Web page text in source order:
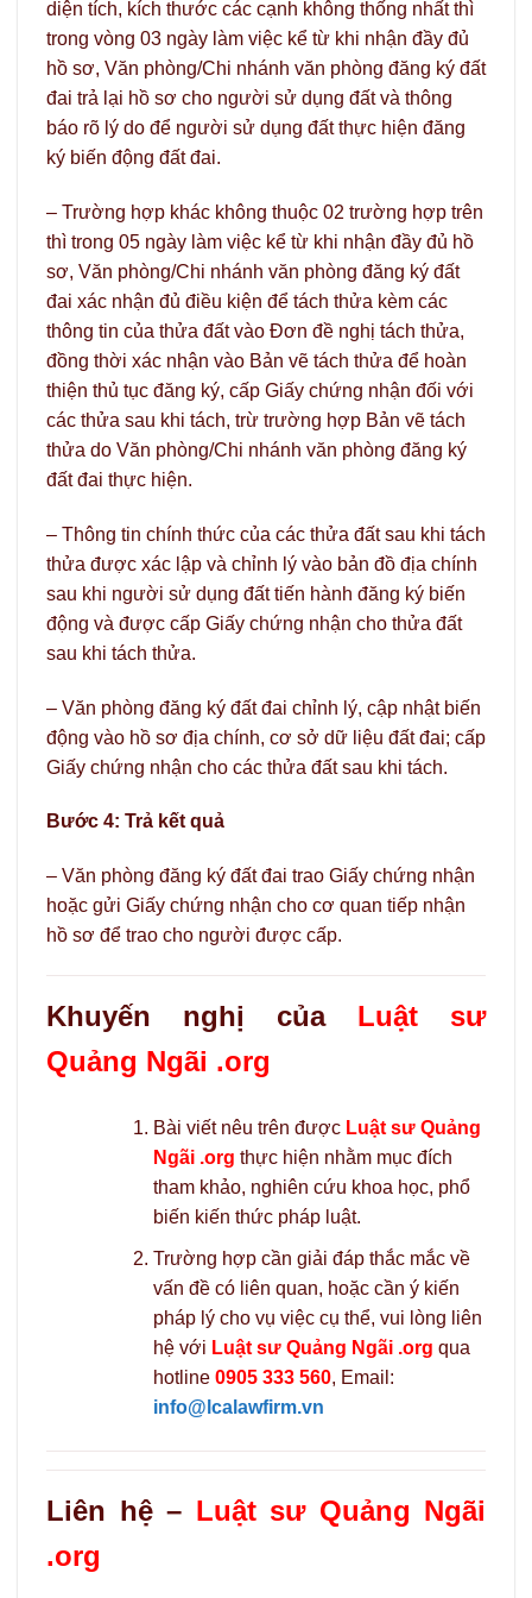
diện tích, kích thước các cạnh không thống nhất thì
trong vòng 03 ngày làm việc kể từ khi nhận đầy đủ
hồ sơ, Văn phòng/Chi nhánh văn phòng đăng ký đất
đai trả lại hồ sơ cho người sử dụng đất và thông
báo rõ lý do để người sử dụng đất thực hiện đăng
ký biến động đất đai.
– Trường hợp khác không thuộc 02 trường hợp trên
thì trong 05 ngày làm việc kể từ khi nhận đầy đủ hồ
sơ, Văn phòng/Chi nhánh văn phòng đăng ký đất
đai xác nhận đủ điều kiện để tách thửa kèm các
thông tin của thửa đất vào Đơn đề nghị tách thửa,
đồng thời xác nhận vào Bản vẽ tách thửa để hoàn
thiện thủ tục đăng ký, cấp Giấy chứng nhận đối với
các thửa sau khi tách, trừ trường hợp Bản vẽ tách
thửa do Văn phòng/Chi nhánh văn phòng đăng ký
đất đai thực hiện.
– Thông tin chính thức của các thửa đất sau khi tách
thửa được xác lập và chỉnh lý vào bản đồ địa chính
sau khi người sử dụng đất tiến hành đăng ký biến
động và được cấp Giấy chứng nhận cho thửa đất
sau khi tách thửa.
– Văn phòng đăng ký đất đai chỉnh lý, cập nhật biến
động vào hồ sơ địa chính, cơ sở dữ liệu đất đai; cấp
Giấy chứng nhận cho các thửa đất sau khi tách.
Bước 4: Trả kết quả
– Văn phòng đăng ký đất đai trao Giấy chứng nhận
hoặc gửi Giấy chứng nhận cho cơ quan tiếp nhận
hồ sơ để trao cho người được cấp.
Khuyến nghị của Luật sư
Quảng Ngãi .org
Bài viết nêu trên được Luật sư Quảng
Ngãi .org thực hiện nhằm mục đích
tham khảo, nghiên cứu khoa học, phổ
biến kiến thức pháp luật.
Trường hợp cần giải đáp thắc mắc về
vấn đề có liên quan, hoặc cần ý kiến
pháp lý cho vụ việc cụ thể, vui lòng liên
hệ với Luật sư Quảng Ngãi .org qua
hotline 0905 333 560, Email:
info@lcalawfirm.vn
Liên hệ – Luật sư Quảng Ngãi
.org